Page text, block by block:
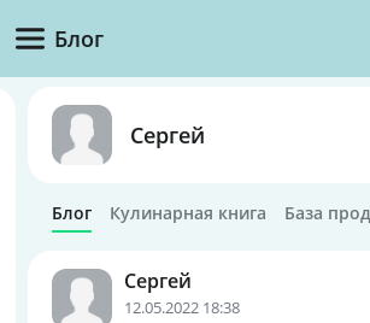
Блог
Сергей
Блог Кулинарная книга База
Сергей
12.05.2022 18:38